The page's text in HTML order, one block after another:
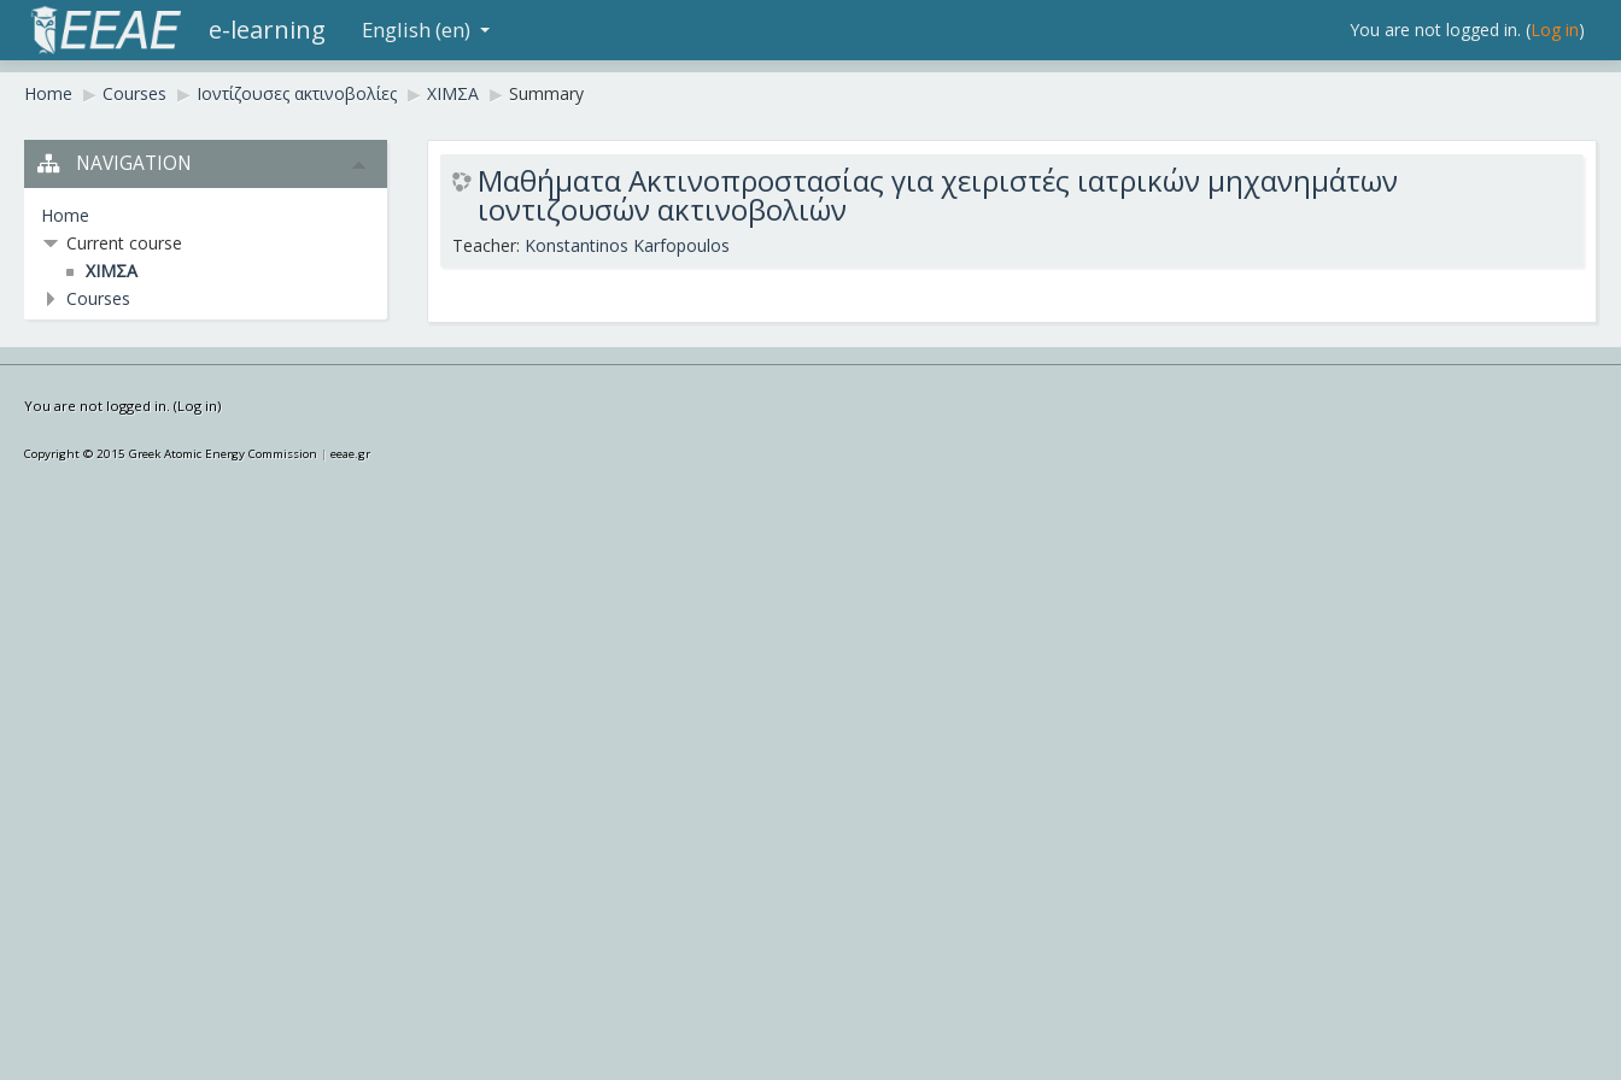
e-learning You are not logged in. (Log in)
English (en)
Home ▶︎ Courses ▶︎ Ιοντίζουσες ακτινοβολίες ▶︎ ΧΙΜΣΑ ▶︎ Summary
Μαθήματα Ακτινοπροστασίας για χειριστές ιατρικών μηχανημάτων
ιοντιζουσών ακτινοβολιών
Teacher: Konstantinos Karfopoulos
NAVIGATION
Home
Current course
ΧΙΜΣΑ
Courses
You are not logged in. (Log in)
Copyright © 2015 Greek Atomic Energy Commission | eeae.gr